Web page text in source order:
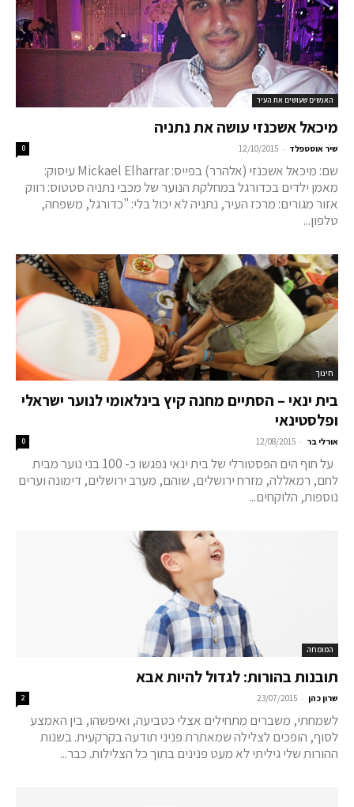
האנשים שעושים את העיר
מיכאל אשכנזי עושה את נתניה
שיר אוסטפלד -
12/10/2015
0
שם: מיכאל אשכנזי (אלהרר) בפייס: Mickael Elharrar עיסוק:
מאמן ילדים בכדורגל במחלקת הנוער של מכבי נתניה סטטוס: רווק
אזור מגורים: מרכז העיר, נתניה לא יכול בלי: "כדורגל, משפחה,
טלפון...
חינוך
בית ינאי – הסתיים מחנה קיץ בינלאומי לנוער ישראלי
ופלסטינאי
אורלי בר -
12/08/2015
0
על חוף הים הפסטורלי של בית ינאי נפגשו כ- 100 בני נוער מבית
לחם, רמאללה, מזרח ירושלים, שוהם, מערב ירושלים, דימונה וערים
נוספות, הלוקחים...
המומחה
תובנות בהורות: לגדול להיות אבא
שרון כהן -
23/07/2015
2
לשמחתי, משברים מתחילים אצלי כטביעה, ואיפשהו, בין האמצע
לסוף, הופכים לצלילה שמאתרת פניני תודעה בקרקעית. בשנות
ההורות שלי גיליתי לא מעט פנינים בתוך כל הצלילות. כבר...